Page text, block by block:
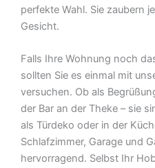
perfekte Wahl. Sie zaubern
Gesicht.
Falls Ihre Wohnung noch
sollten Sie es einmal mit
versuchen. Ob als
der Bar an der Theke – sie
als Türdeko oder in der
Schlafzimmer, Garage und
hervorragend. Selbst Ihr